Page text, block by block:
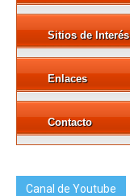
Sitios de Interés
Enlaces
Contacto
Canal de Youtube